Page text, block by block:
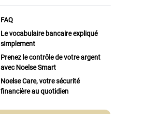
FAQ
Le vocabulaire bancaire expliqué
simplement
Prenez le contrôle de votre argent
avec Noelse Smart
Noelse Care, votre sécurité
financière au quotidien